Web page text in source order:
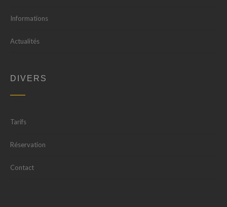
Informations
Actualités
DIVERS
Tarifs
Réservation
Contact